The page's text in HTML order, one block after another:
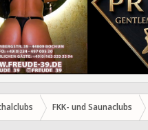
FKK- und Saunaclubs